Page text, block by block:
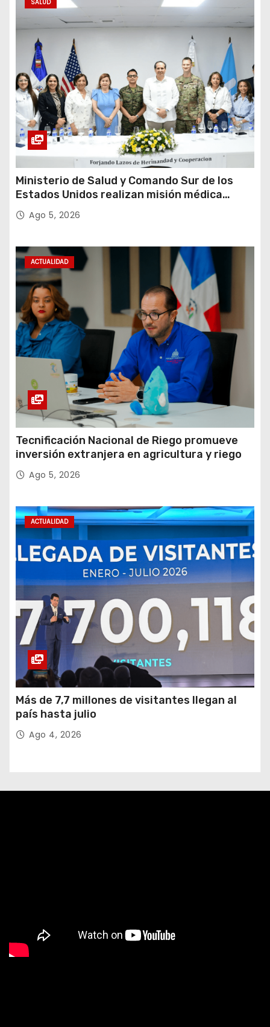
SALUD
Ministerio de Salud y Comando Sur de los
Estados Unidos realizan misión médica
Amistad 2026 en La Vega
Ago 5, 2026
ACTUALIDAD
Tecnificación Nacional de Riego promueve
inversión extranjera en agricultura y riego
Ago 5, 2026
ACTUALIDAD
Más de 7,7 millones de visitantes llegan al
país hasta julio
Ago 4, 2026